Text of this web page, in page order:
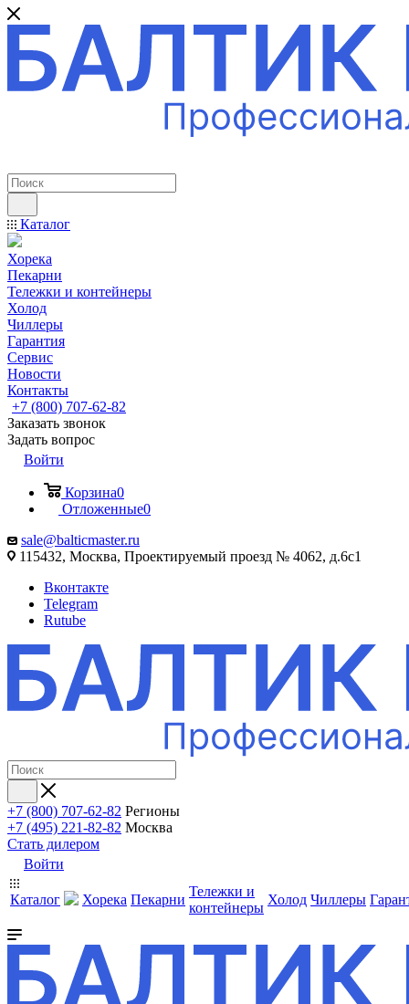
Каталог
Хорека
Пекарни
Тележки и контейнеры
Холод
Чиллеры
Гарантия
Сервис
Новости
Контакты
+7 (800) 707-62-82
Заказать звонок
Задать вопрос
Войти
Корзина0
Отложенные0
sale@balticmaster.ru
115432, Москва, Проектируемый проезд № 4062, д.6с1
Вконтакте
Telegram
Rutube
+7 (800) 707-62-82 Регионы
+7 (495) 221-82-82 Москва
Стать дилером
Войти
Каталог Хорека Пекарни
Тележки и
контейнеры
Холод Чиллеры